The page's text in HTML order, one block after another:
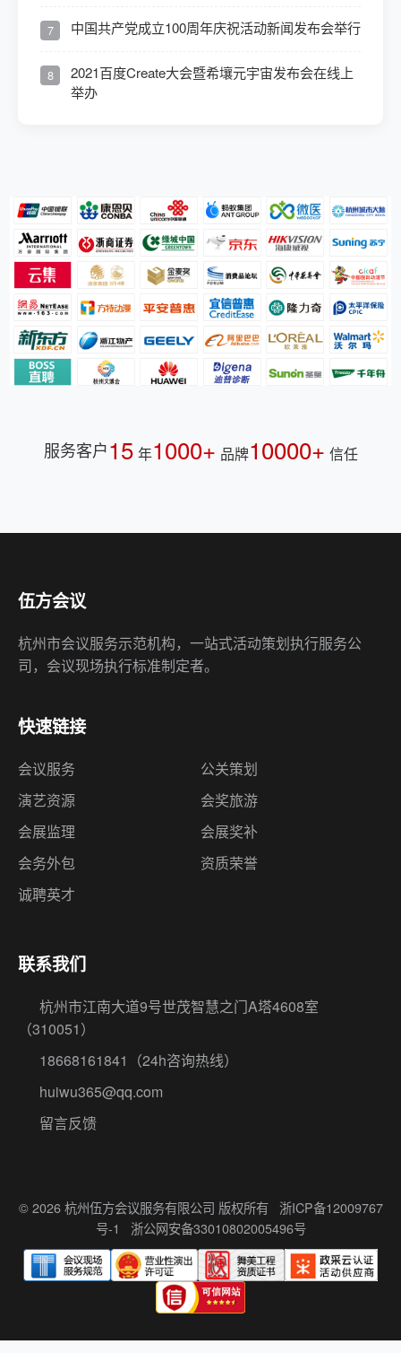
7 中国共产党成立100周年庆祝活动新闻发布会举行
8
2021百度Create大会暨希壤元宇宙发布会在线上
举办
服务客户15 年1000+ 品牌10000+ 信任
伍方会议
杭州市会议服务示范机构，一站式活动策划执行服务公
司，会议现场执行标准制定者。
快速链接
会议服务
公关策划
演艺资源
会奖旅游
会展监理
会展奖补
会务外包
资质荣誉
诚聘英才
联系我们
杭州市江南大道9号世茂智慧之门A塔4608室
（310051）
18668161841
（24h咨询热线）
huiwu365@qq.com
留言反馈
© 2026 杭州伍方会议服务有限公司 版权所有 浙ICP备12009767
号-1
浙公网安备33010802005496号